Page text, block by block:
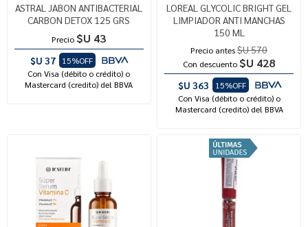
ASTRAL JABON ANTIBACTERIAL
CARBON DETOX 125 GRS
Precio $U 43
$U 37
15%OFF
Con Visa (débito o crédito) o
Mastercard (credito) del BBVA
LOREAL GLYCOLIC BRIGHT GEL
LIMPIADOR ANTI MANCHAS
150 ML
Precio antes$U 570
Con descuento $U 428
$U 363
15%OFF
Con Visa (débito o crédito) o
Mastercard (credito) del BBVA